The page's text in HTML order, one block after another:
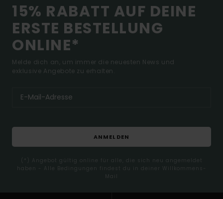
15% RABATT AUF DEINE
ERSTE BESTELLUNG
ONLINE*
Melde dich an, um immer die neuesten News und
exklusive Angebote zu erhalten.
ANMELDEN
(*) Angebot gültig online für alle, die sich neu angemeldet
haben - Alle Bedingungen findest du in deiner Willkommens-
Mail